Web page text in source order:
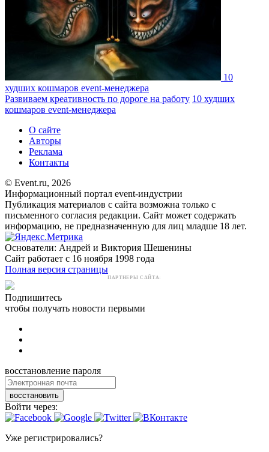
10
худших кошмаров event-менеджера
Развиваем креативность по дороге на работу 10 худших
кошмаров event-менеджера
О сайте
Авторы
Реклама
Контакты
© Event.ru, 2026
Информационный портал event-индустрии
Публикация материалов с сайта возможна только с
письменного согласия редакции. Сайт может содержать
информацию, не предназначенную для лиц младше 18 лет.
Основатели: Андрей и Виктория Шешенины
Сайт работает с 16 ноября 1998 года
Полная версия страницы
ПАРТНЕРЫ САЙТА:
Подпишитесь
чтобы получать новости первыми
восстановление пароля
восстановить
Войти через:
Уже регистрировались?